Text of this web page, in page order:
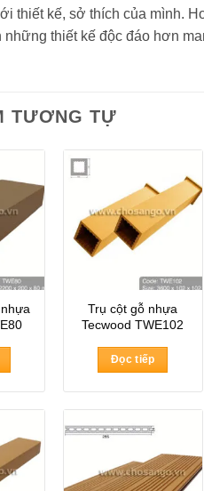
thiết kế, sở thích của mình.
những thiết kế độc đáo hơn
TƯƠNG TỰ
Trụ cột gỗ nhựa
Tecwood TWE102
Đọc tiếp